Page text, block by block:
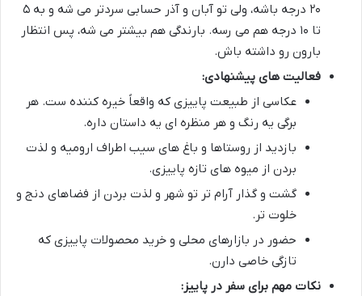
۲۰ درجه باشه، ولی تو آبان و آذر حسابی سردتر می شه و به ۵
تا ۱۰ درجه هم می رسه. بارندگی هم بیشتر می شه، پس انتظار
بارون رو داشته باش.
فعالیت های پیشنهادی:
عکاسی از طبیعت پاییزی که واقعاً خیره کننده ست. هر
برگی یه رنگ و هر منظره ای یه داستان داره.
بازدید از روستاها و باغ های سیب اطراف ارومیه و لذت
بردن از میوه های تازه پاییزی.
گشت و گذار آرام تر تو شهر و لذت بردن از فضاهای دنج و
خلوت تر.
حضور در بازارهای محلی و خرید محصولات پاییزی که
تازگی خاصی دارن.
نکات مهم برای سفر در پاییز: